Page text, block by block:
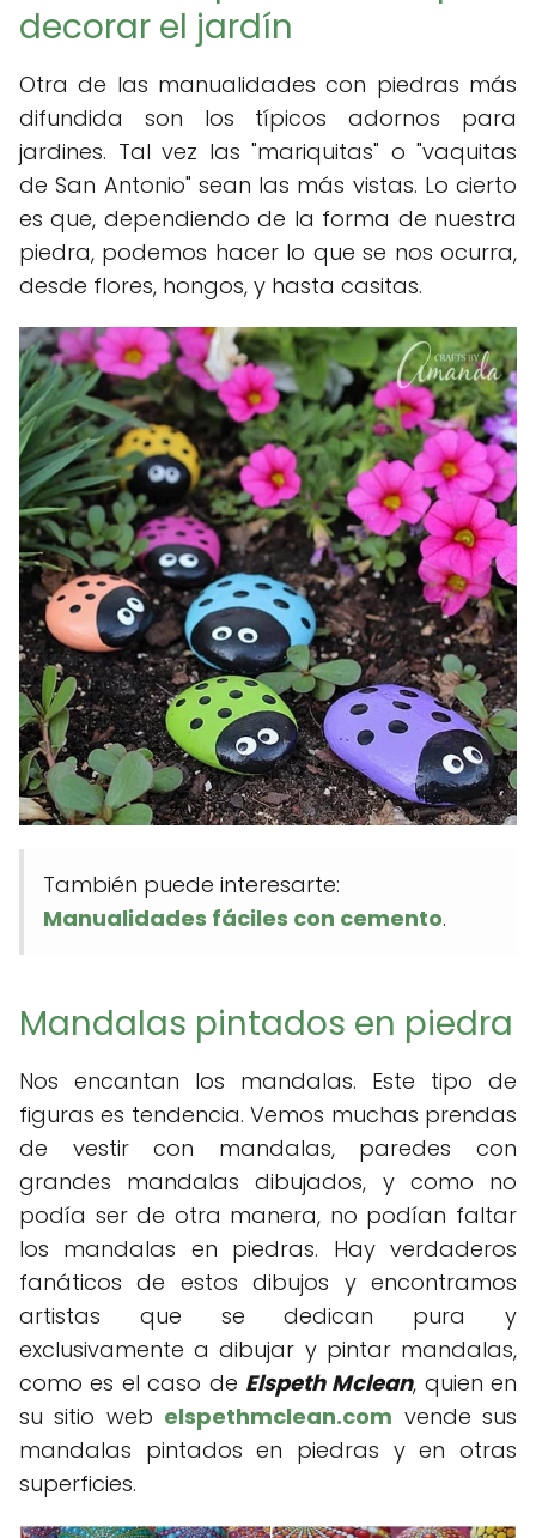
decorar el jardín
Otra de las manualidades con piedras más
difundida son los típicos adornos para
jardines. Tal vez las "mariquitas" o "vaquitas
de San Antonio" sean las más vistas. Lo cierto
es que, dependiendo de la forma de nuestra
piedra, podemos hacer lo que se nos ocurra,
desde flores, hongos, y hasta casitas.
También puede interesarte:
Manualidades fáciles con cemento.
Mandalas pintados en piedra
Nos encantan los mandalas. Este tipo de
figuras es tendencia. Vemos muchas prendas
de vestir con mandalas, paredes con
grandes mandalas dibujados, y como no
podía ser de otra manera, no podían faltar
los mandalas en piedras. Hay verdaderos
fanáticos de estos dibujos y encontramos
artistas que se dedican pura y
exclusivamente a dibujar y pintar mandalas,
como es el caso de Elspeth Mclean, quien en
su sitio web elspethmclean.com vende sus
mandalas pintados en piedras y en otras
superficies.